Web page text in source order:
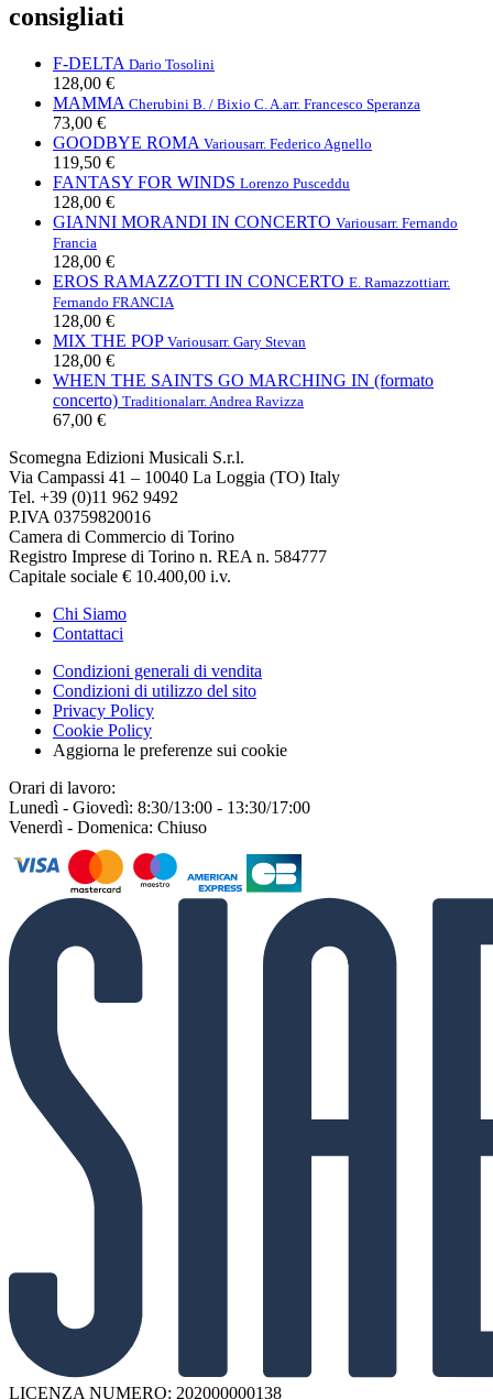
consigliati
F-DELTA Dario Tosolini
128,00 €
MAMMA Cherubini B. / Bixio C. A. arr. Francesco Speranza
73,00 €
GOODBYE ROMA Variousarr. Federico Agnello
119,50 €
FANTASY FOR WINDS Lorenzo Pusceddu
128,00 €
GIANNI MORANDI IN CONCERTO Variousarr. Fernando
Francia
128,00 €
EROS RAMAZZOTTI IN CONCERTO E. Ramazzottiarr.
Fernando FRANCIA
128,00 €
MIX THE POP Variousarr. Gary Stevan
128,00 €
WHEN THE SAINTS GO MARCHING IN (formato
concerto) Traditionalarr. Andrea Ravizza
67,00 €
Scomegna Edizioni Musicali S.r.l.
Via Campassi 41 – 10040 La Loggia (TO) Italy
Tel. +39 (0)11 962 9492
P.IVA 03759820016
Camera di Commercio di Torino
Registro Imprese di Torino n. REA n. 584777
Capitale sociale € 10.400,00 i.v.
Chi Siamo
Contattaci
Condizioni generali di vendita
Condizioni di utilizzo del sito
Privacy Policy
Cookie Policy
Aggiorna le preferenze sui cookie
Orari di lavoro:
Lunedì - Giovedì: 8:30/13:00 - 13:30/17:00
Venerdì - Domenica: Chiuso
LICENZA NUMERO: 202000000138